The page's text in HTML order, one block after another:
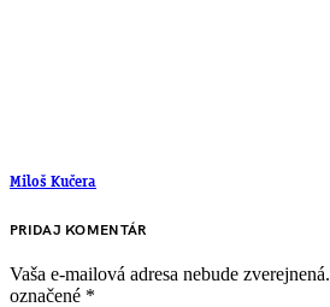
Miloš Kučera
PRIDAJ KOMENTÁR
Vaša e-mailová adresa nebude zverejnená.
označené *